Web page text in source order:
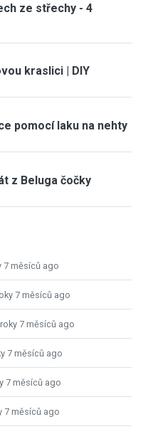
ze střechy - 4
kraslici | DIY
pomocí laku na nehty
z Beluga čočky
7 měsíců ago
7 měsíců ago
7 měsíců ago
7 měsíců ago
7 měsíců ago
7 měsíců ago